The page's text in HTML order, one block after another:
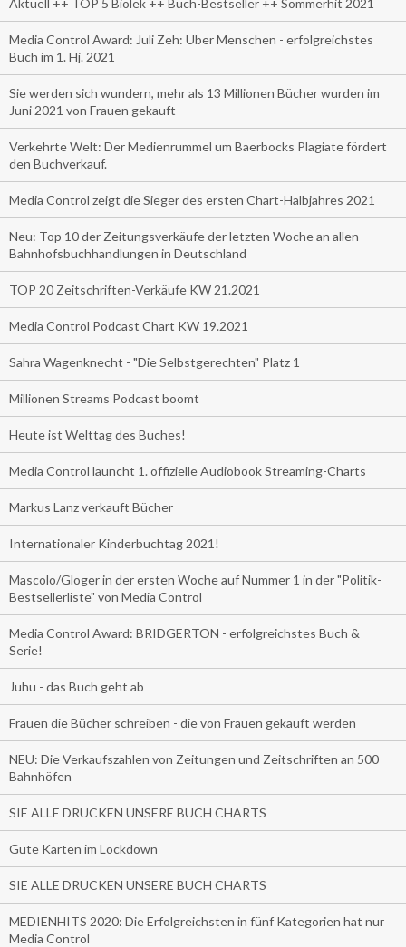
Media Control Award: Juli Zeh: Über Menschen - erfolgreichstes
Buch im 1. Hj. 2021
Sie werden sich wundern, mehr als 13 Millionen Bücher wurden im
Juni 2021 von Frauen gekauft
Verkehrte Welt: Der Medienrummel um Baerbocks Plagiate fördert
den Buchverkauf.
Media Control zeigt die Sieger des ersten Chart-Halbjahres 2021
Neu: Top 10 der Zeitungsverkäufe der letzten Woche an allen
Bahnhofsbuchhandlungen in Deutschland
TOP 20 Zeitschriften-Verkäufe KW 21.2021
Media Control Podcast Chart KW 19.2021
Sahra Wagenknecht - "Die Selbstgerechten" Platz 1
Millionen Streams Podcast boomt
Heute ist Welttag des Buches!
Media Control launcht 1. offizielle Audiobook Streaming-Charts
Markus Lanz verkauft Bücher
Internationaler Kinderbuchtag 2021!
Mascolo/Gloger in der ersten Woche auf Nummer 1 in der "Politik-
Bestsellerliste" von Media Control
Media Control Award: BRIDGERTON - erfolgreichstes Buch &
Serie!
Juhu - das Buch geht ab
Frauen die Bücher schreiben - die von Frauen gekauft werden
NEU: Die Verkaufszahlen von Zeitungen und Zeitschriften an 500
Bahnhöfen
SIE ALLE DRUCKEN UNSERE BUCH CHARTS
Gute Karten im Lockdown
SIE ALLE DRUCKEN UNSERE BUCH CHARTS
MEDIENHITS 2020: Die Erfolgreichsten in fünf Kategorien hat nur
Media Control